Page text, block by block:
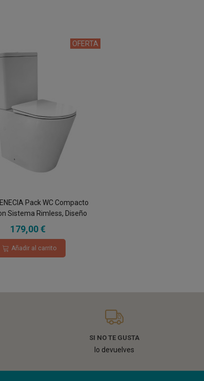
OFERTA
Pack WC Compacto
Sistema Rimless, Diseño
con caida amortiguada,
Salida Dual Eficiente
179,00 €
Añadir al carrito
SI NO TE GUSTA
lo devuelves